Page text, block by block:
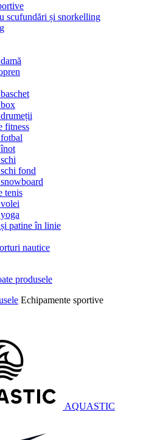
scufundări și snorkelling
fitness
fond
tenis
patine în linie
nautice
Echipamente sportive
AQUASTIC